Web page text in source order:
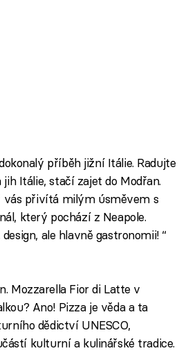
příběh jižní Itálie. Radujte
Itálie, stačí zajet do Modřan.
vás přivítá milým úsměvem s
který pochází z Neapole.
ale hlavně gastronomii! “
Mozzarella Fior di Latte v
Ano! Pizza je věda a ta
dědictví UNESCO,
kulturní a kulinářské tradice.